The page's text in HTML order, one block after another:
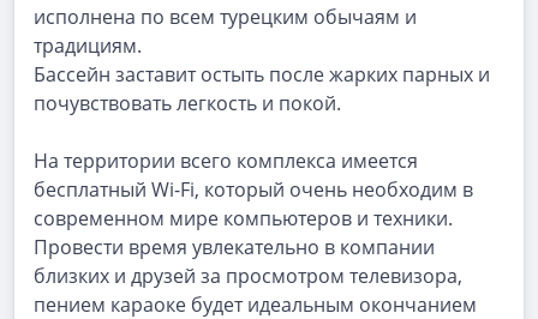
исполнена по всем турецким обычаям и
традициям.
Бассейн заставит остыть после жарких парных и
почувствовать легкость и покой.
На территории всего комплекса имеется
бесплатный Wi-Fi, который очень необходим в
современном мире компьютеров и техники.
Провести время увлекательно в компании
близких и друзей за просмотром телевизора,
пением караоке будет идеальным окончанием